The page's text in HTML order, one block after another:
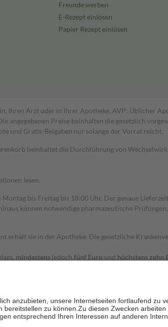
Freunde werben
E-Rezept einlösen
Papier Rezept einlösen
Ihren Arzt oder in Ihrer Apotheke. AVP: Üblicher
Preise beinhalten die gesetzlich
und Gratis-Beigaben nur solange der Vorrat reicht.
beinhaltet die Durchführung von
lesen.
bis Freitag bis 18:00 Uhr. Der genaue
können notwendige pharmazeutische
erhält sie in der Apotheke. Die gesetzliche
mindestens jedoch fünf Euro und höchstens zehn
Stellung der Familie zu unterstützen, fallen